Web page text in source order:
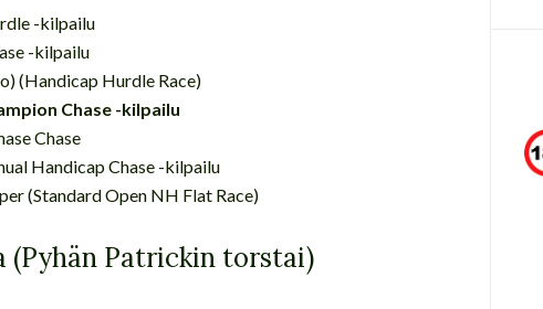
-kilpailu
-kilpailu
(Handicap Hurdle Race)
Chase -kilpailu
Chase
Handicap Chase -kilpailu
(Standard Open NH Flat Race)
(Pyhän Patrickin torstai)